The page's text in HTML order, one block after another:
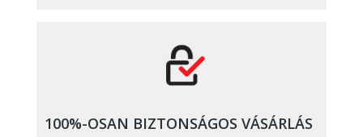
100%-OSAN BIZTONSÁGOS VÁSÁRLÁS